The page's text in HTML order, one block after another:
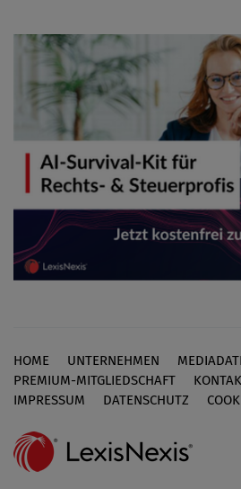
Footer
HOME UNTERNEHMEN
PREMIUM-MITGLIEDSCHAFT
IMPRESSUM
DATENSCHUTZ